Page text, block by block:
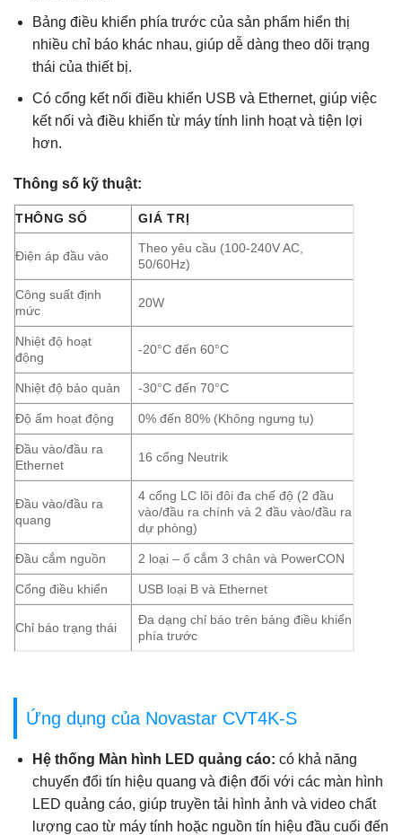
Bảng điều khiển phía trước của sản phẩm hiển thị
nhiều chỉ báo khác nhau, giúp dễ dàng theo dõi trạng
thái của thiết bị.
Có cổng kết nối điều khiển USB và Ethernet, giúp việc
kết nối và điều khiển từ máy tính linh hoạt và tiện lợi
hơn.
Thông số kỹ thuật:
THÔNG SỐ GIÁ TRỊ
Điện áp đầu vào
Theo yêu cầu (100-240V AC,
50/60Hz)
Công suất định
mức
20W
Nhiệt độ hoạt
động
-20°C đến 60°C
Nhiệt độ bảo quản -30°C đến 70°C
Độ ẩm hoạt động 0% đến 80% (Không ngưng tụ)
Đầu vào/đầu ra
Ethernet
16 cổng Neutrik
Đầu vào/đầu ra
quang
4 cổng LC lõi đôi đa chế độ (2 đầu
vào/đầu ra chính và 2 đầu vào/đầu ra
dự phòng)
Đầu cắm nguồn 2 loại – ổ cắm 3 chân và PowerCON
Cổng điều khiển USB loại B và Ethernet
Chỉ báo trạng thái
Đa dạng chỉ báo trên bảng điều khiển
phía trước
Ứng dụng của Novastar CVT4K-S
Hệ thống Màn hình LED quảng cáo: có khả năng
chuyển đổi tín hiệu quang và điện đối với các màn hình
LED quảng cáo, giúp truyền tải hình ảnh và video chất
lượng cao từ máy tính hoặc nguồn tín hiệu đầu cuối đến